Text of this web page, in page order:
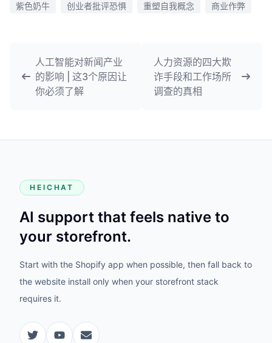
紫色奶牛 创业者批评恐惧 重塑自我概念 商业作弊
人工智能对新闻产业
的影响 | 这3个原因让
你必须了解
人力资源的四大欺
诈手段和工作场所
调查的真相
HEICHAT
AI support that feels native to
your storefront.
Start with the Shopify app when possible, then fall back to
the website install only when your storefront stack
requires it.